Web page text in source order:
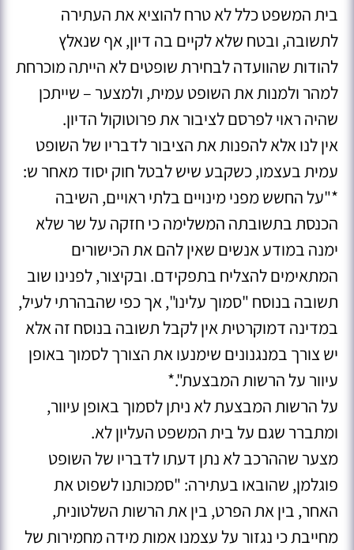
בית המשפט כלל לא טרח להוציא את העתירה
לתשובה, ובטח שלא לקיים בה דיון, אף שנאלץ
להודות שהוועדה לבחירת שופטים לא הייתה מוכרחת
למהר ולמנות את השופט עמית, ולמצער – שייתכן
שהיה ראוי לפרסם לציבור את פרוטוקול הדיון.
אין לנו אלא להפנות את הציבור לדבריו של השופט
עמית בעצמו, כשקבע שיש לבטל חוק יסוד מאחר ש:
*"על החשש מפני מינויים בלתי ראויים, השיבה
הכנסת בתשובתה המשלימה כי חזקה על שר שלא
ימנה במודע אנשים שאין להם את הכישורים
המתאימים להצליח בתפקידם. ובקיצור, לפנינו שוב
תשובה בנוסח "סמוך עלינו", אך כפי שהבהרתי לעיל,
במדינה דמוקרטית אין לקבל תשובה בנוסח זה אלא
יש צורך במנגנונים שימנעו את הצורך לסמוך באופן
עיוור על הרשות המבצעת".*
על הרשות המבצעת לא ניתן לסמוך באופן עיוור,
ומתברר שגם על בית המשפט העליון לא.
מצער שההרכב לא נתן דעתו לדבריו של השופט
פוגלמן, שהובאו בעתירה: "סמכותנו לשפוט את
האחר, בין את הפרט, בין את הרשות השלטונית,
מחייבת כי נגזור על עצמנו אמות מידה מחמירות של